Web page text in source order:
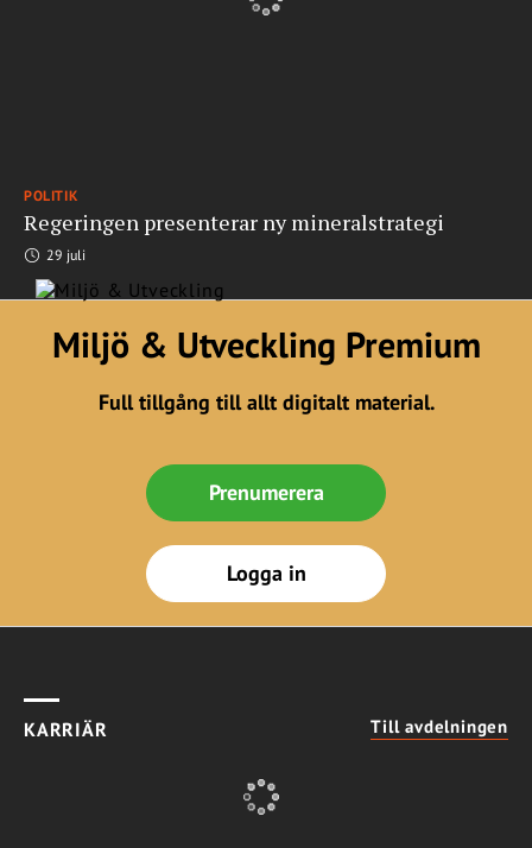
POLITIK
Regeringen presenterar ny mineralstrategi
29 juli
Miljö & Utveckling Premium
Full tillgång till allt digitalt material.
Prenumerera
Logga in
KARRIÄR Till avdelningen